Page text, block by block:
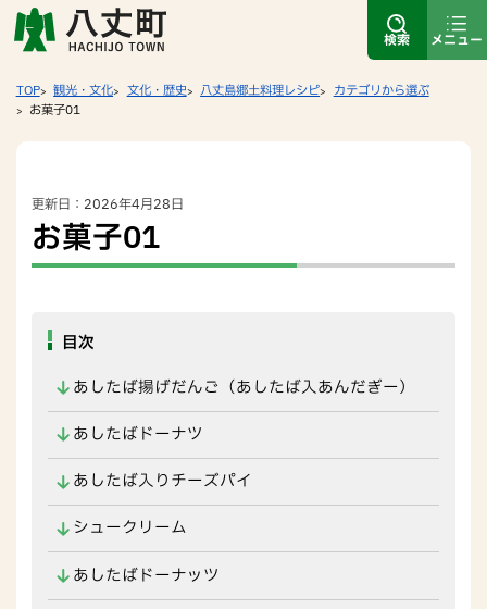
検索 メニュー
TOP 観光・文化 文化・歴史 八丈島郷土料理レシピ
カテゴリから選ぶ
お菓子01
更新日：2026年4月28日
お菓子01
目次
あしたば揚げだんご（あしたば入あんだぎー）
あしたばドーナツ
あしたば入りチーズパイ
シュークリーム
あしたばドーナッツ